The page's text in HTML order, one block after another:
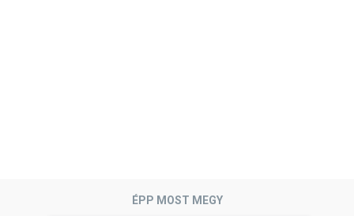
ÉPP MOST MEGY